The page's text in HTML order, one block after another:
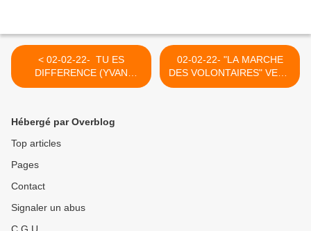
< 02-02-22- TU ES
DIFFERENCE (YVAN
BALCHOY)
02-02-22- "LA MARCHE
DES VOLONTAIRES" VERS
UN MONDE LIBÉRÉ DE
Hébergé par Overblog
Top articles
Pages
Contact
Signaler un abus